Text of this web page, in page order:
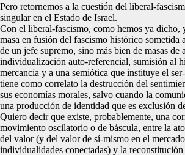
Pero retornemos a la cuestión del liberal-
singular en el Estado de Israel.
Con el liberal-fascismo, como hemos ya dicho,
masa en fusión del fascismo histórico sometida
de un jefe supremo, sino más bien de masas de
individualización auto-referencial, sumisión al
mercancía y a una semiótica que instituye el
tiene como correlato la destrucción del
sus economías morales, salvo cuando la
una producción de identidad que es exclusión
Quiero decir que existe, probablemente, una
movimiento oscilatorio o de báscula, entre la
del valor (y del valor de sí-mismo en el
individualidades conectadas) y la